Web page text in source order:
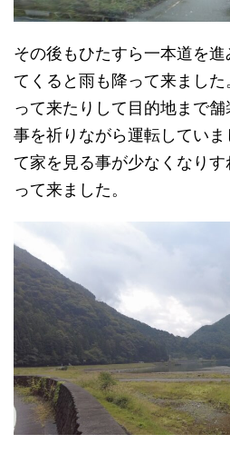
その後もひたすら一本道を
てくると雨も降って来まし
って来たりして目的地まで
事を祈りながら運転してい
て家を見る事が少なくなり
って来ました。